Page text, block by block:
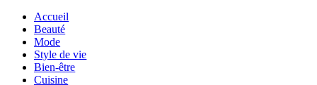
Accueil
Beauté
Mode
Style de vie
Bien-être
Cuisine